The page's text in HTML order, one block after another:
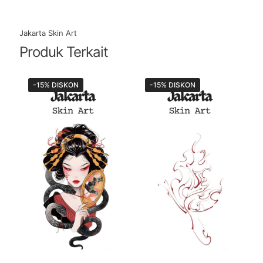
Jakarta Skin Art
Produk Terkait
-15% DISKON -15% DISKON